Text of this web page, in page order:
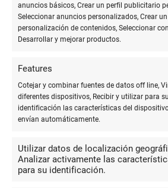
anuncios básicos, Crear un perfil publicitario
Seleccionar anuncios personalizados, Crear
personalización de contenidos, Seleccionar
Desarrollar y mejorar productos.
Features
Cotejar y combinar fuentes de datos off line,
diferentes dispositivos, Recibir y utilizar para su
identificación las características del
envían automáticamente.
Utilizar datos de localización
Analizar activamente las
para su identificación.
colección de libros y documentos
utilizados para investigaciones y
Importancia de la
efectiva
Una comunicación efectiva entre
transparencia y la colaboración pueden
malentendidos y fomentar un ambiente
solidario.